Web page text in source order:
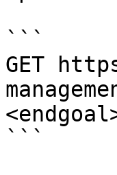
```
GET
```